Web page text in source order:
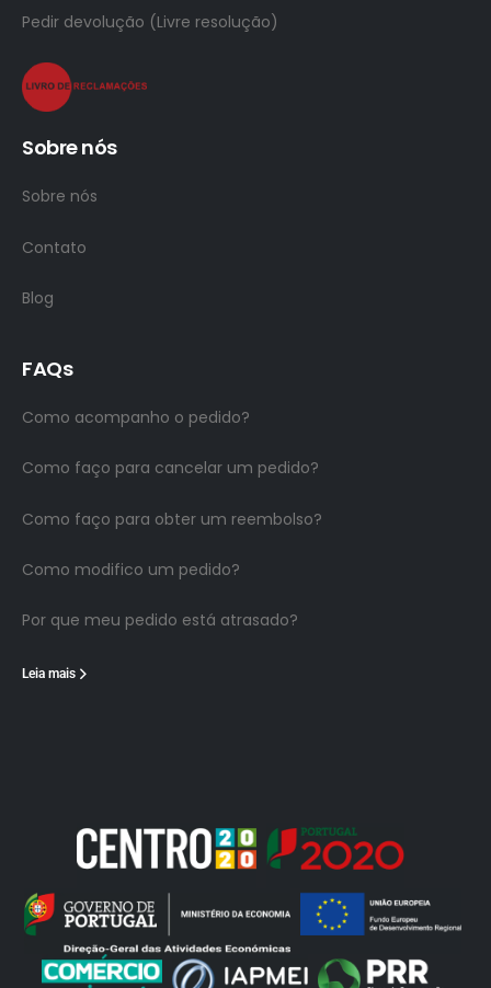
Pedir devolução (Livre resolução)
Sobre nós
Sobre nós
Contato
Blog
FAQs
Como acompanho o pedido?
Como faço para cancelar um pedido?
Como faço para obter um reembolso?
Como modifico um pedido?
Por que meu pedido está atrasado?
Leia mais